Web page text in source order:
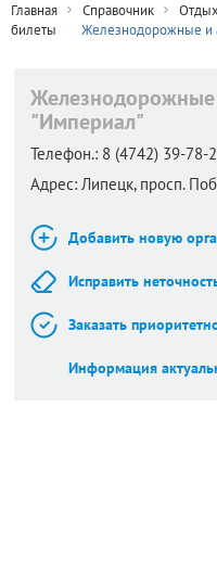
Главная Справочник
билеты
Железнодорожные и
Железнодорожные
"Империал"
Телефон.: 8 (4742) 39-78-
Адрес: Липецк, просп.
Добавить новую
Исправить
Заказать
Информация